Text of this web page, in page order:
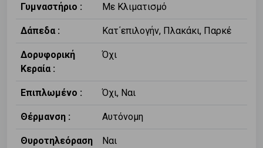
Γυμναστήριο : Με Κλιματισμό
Δάπεδα : Κατ΄επιλογήν, Πλακάκι, Παρκέ
Δορυφορική
Κεραία :
Όχι
Επιπλωμένο : Όχι, Ναι
Θέρμανση : Αυτόνομη
Θυροτηλεόραση
Ναι